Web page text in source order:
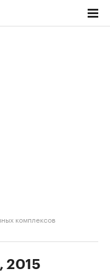
комплексов
2015